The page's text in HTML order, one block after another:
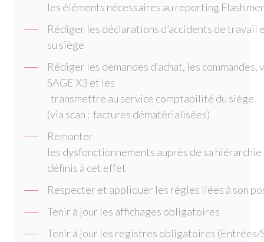
les éléments nécessaires au reporting Flash
Rédiger les déclarations d’accidents de
su siège
Rédiger les demandes d’achat, les
SAGE X3 et les
transmettre au service comptabilité du siège
(via scan : factures dématérialisées)
Remonter
les dysfonctionnements auprès de sa hiérarchie
définis à cet effet
Respecter et appliquer les règles liées à son
Tenir à jour les affichages obligatoires
Tenir à jour les registres obligatoires (Entrées/